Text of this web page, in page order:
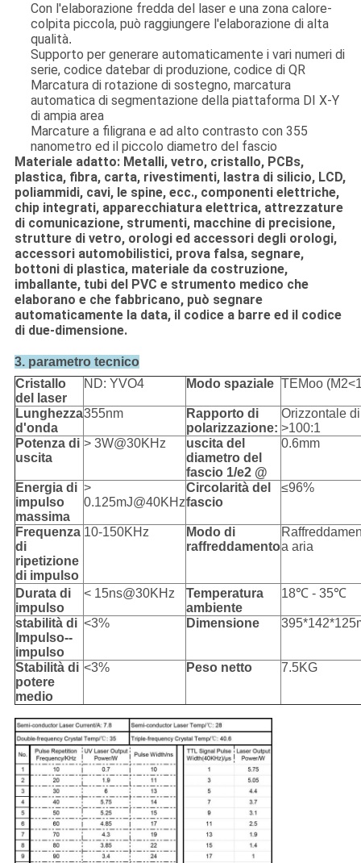
Con l'elaborazione fredda del laser e una zona calore-
colpita piccola, può raggiungere l'elaborazione di alta
qualità.
Supporto per generare automaticamente i vari numeri di
serie, codice datebar di produzione, codice di QR
Marcatura di rotazione di sostegno, marcatura
automatica di segmentazione della piattaforma DI X-Y
di ampia area
Marcature a filigrana e ad alto contrasto con 355
nanometro ed il piccolo diametro del fascio
Materiale adatto: Metalli, vetro, cristallo, PCBs,
plastica, fibra, carta, rivestimenti, lastra di silicio, LCD,
poliammidi, cavi, le spine, ecc., componenti elettriche,
chip integrati, apparecchiatura elettrica, attrezzature
di comunicazione, strumenti, macchine di precisione,
strutture di vetro, orologi ed accessori degli orologi,
accessori automobilistici, prova falsa, segnare,
bottoni di plastica, materiale da costruzione,
imballante, tubi del PVC e strumento medico che
elaborano e che fabbricano, può segnare
automaticamente la data, il codice a barre ed il codice
di due-dimensione.
3. parametro tecnico
Cristallo
del laser
ND: YVO4 Modo spaziale TEMoo
Lunghezza
d'onda
355nm
Rapporto di
polarizzazione:
Orizzontale di
>100:1
Potenza di
uscita
> 3W@30KHz
uscita del
diametro del
fascio 1/e2 @
0.6mm
Energia di
impulso
massima
>
0.125mJ@40KHz
Circolarità del
fascio
≤96%
Frequenza
di
ripetizione
di impulso
10-150KHz
Modo di
raffreddamentoa aria
Durata di
impulso
< 15ns@30KHz
Temperatura
ambiente
18℃ - 35℃
stabilità di
Impulso--
impulso
<3% Dimensione
Stabilità di
potere
medio
<3% Peso netto 7.5KG